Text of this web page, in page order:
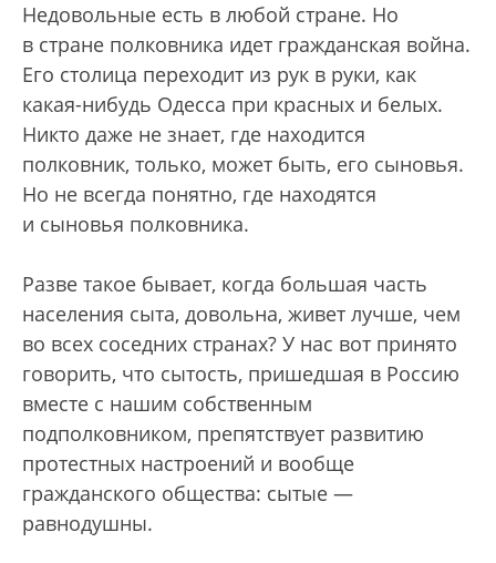
Недовольные есть в любой стране. Но
в стране полковника идет гражданская война.
Его столица переходит из рук в руки, как
какая-нибудь Одесса при красных и белых.
Никто даже не знает, где находится
полковник, только, может быть, его сыновья.
Но не всегда понятно, где находятся
и сыновья полковника.
Разве такое бывает, когда большая часть
населения сыта, довольна, живет лучше, чем
во всех соседних странах? У нас вот принято
говорить, что сытость, пришедшая в Россию
вместе с нашим собственным
подполковником, препятствует развитию
протестных настроений и вообще
гражданского общества: сытые —
равнодушны.